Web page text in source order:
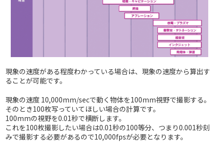
現象の速度がある程度わかっている場合は、現象の速度から算出す
ることが可能です。
現象の速度 10,000mm/secで動く物体を100mm視野で撮影する。
そのとき100枚写っていてほしい場合の計算です。
100mmの視野を0.01秒で横断します。
これを100枚撮影したい場合は0.01秒の100等分、つまり0.001秒刻
みで撮影する必要があるので10,000fpsが必要となります。